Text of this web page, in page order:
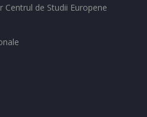
de Studii Europene